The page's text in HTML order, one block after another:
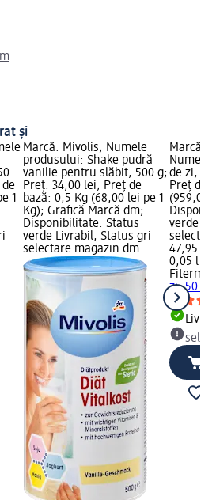
și
1
Marcă: Mivolis; Numele
produsului: Shake pudră
vanilie pentru slăbit, 500 g;
Preț: 34,00 lei; Preț de
bază: 0,5 Kg (68,00 lei pe 1
Kg); Grafică Marcă dm;
Disponibilitate: Status
verde Livrabil, Status gri
selectare magazin dm
Marcă:
Numele
de zi,
Preț de
(959,00
verde
47,95 lei
0,05 l
zi, 50 ml